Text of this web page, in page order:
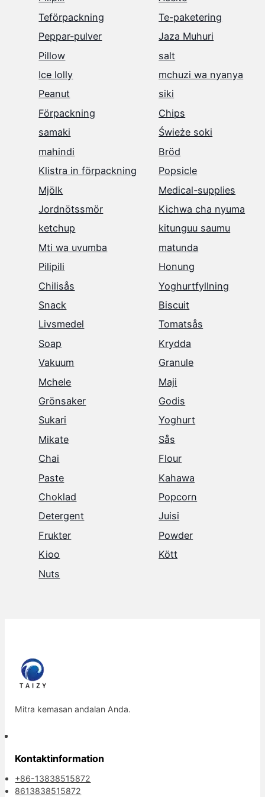
Teförpackning
Te-paketering
Peppar-pulver
Jaza Muhuri
Pillow
salt
Ice lolly
mchuzi wa nyanya
Peanut
siki
Förpackning
Chips
samaki
Świeże soki
mahindi
Bröd
Klistra in förpackning
Popsicle
Mjölk
Medical-supplies
Jordnötssmör
Kichwa cha nyuma
ketchup
kitunguu saumu
Mti wa uvumba
matunda
Pilipili
Honung
Chilisås
Yoghurtfyllning
Snack
Biscuit
Livsmedel
Tomatsås
Soap
Krydda
Vakuum
Granule
Mchele
Maji
Grönsaker
Godis
Sukari
Yoghurt
Mikate
Sås
Chai
Flour
Paste
Kahawa
Choklad
Popcorn
Detergent
Juisi
Frukter
Powder
Kioo
Kött
Nuts
Mitra kemasan andalan Anda.
Kontaktinformation
+86-13838515872
8613838515872